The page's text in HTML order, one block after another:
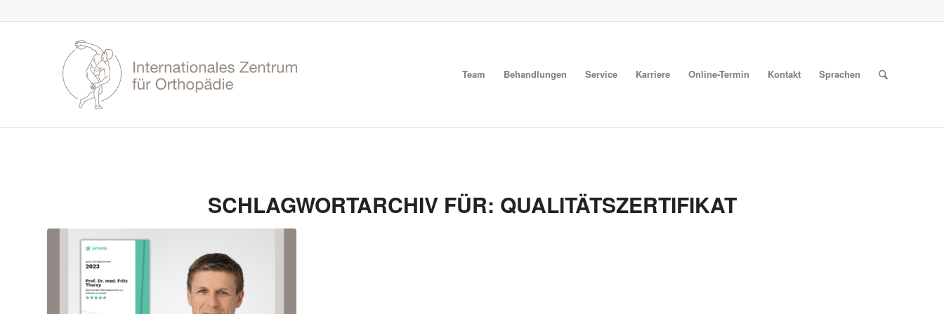
Team Behandlungen Service Karriere Online-Termin Kontakt Sprachen
SCHLAGWORTARCHIV FÜR: QUALITÄTSZERTIFIKAT